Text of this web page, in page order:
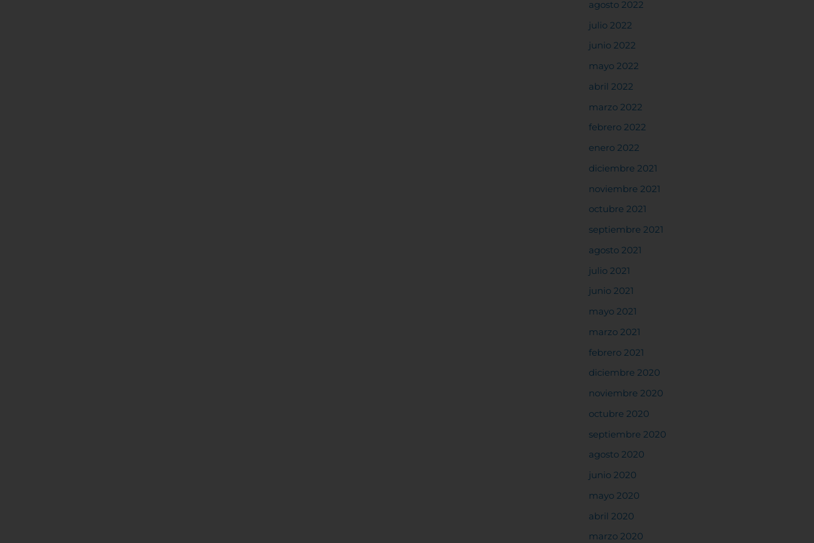
agosto 2022
julio 2022
junio 2022
mayo 2022
abril 2022
marzo 2022
febrero 2022
enero 2022
diciembre 2021
noviembre 2021
octubre 2021
septiembre 2021
agosto 2021
julio 2021
junio 2021
mayo 2021
marzo 2021
febrero 2021
diciembre 2020
noviembre 2020
octubre 2020
septiembre 2020
agosto 2020
junio 2020
mayo 2020
abril 2020
marzo 2020